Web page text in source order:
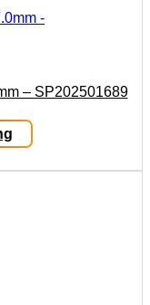
– SP202501689